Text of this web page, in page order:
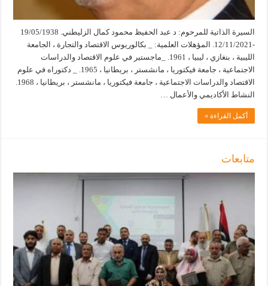
السيرة الذاتية للمرحوم: د عبد الحفيظ محمود كمال الزليطني. 19/05/1938
-12/11/2021. المؤهلات العلمية: _ بكالوريوس الاقتصاد والتجارة ، الجامعة
الليبية ، بنغازي ، ليبيا ، 1961. _ماجستير في علوم الاقتصاد والدراسات
الاجتماعية ، جامعة فيكتوريا ، مانشستر ، بريطانيا ، 1965. _ دكتوراه في علوم
الاقتصاد والدراسات الاجتماعية ، جامعة فيكتوريا ، مانشستر ، بريطانيا ، 1968.
النشاط الأكاديمي والأعمال …
أكمل القراءة »
متابعات